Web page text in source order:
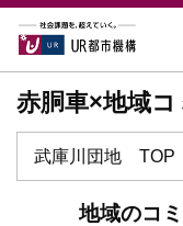
赤胴車×地域
武庫川団地 TOP
地域のコ